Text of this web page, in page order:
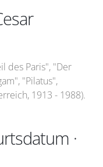
des Paris", "Der
"Pilatus",
1913 - 1988).
·